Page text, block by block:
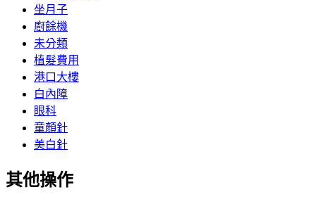
坐月子
廚餘機
未分類
植髮費用
港口大樓
白內障
眼科
童顏針
美白針
其他操作